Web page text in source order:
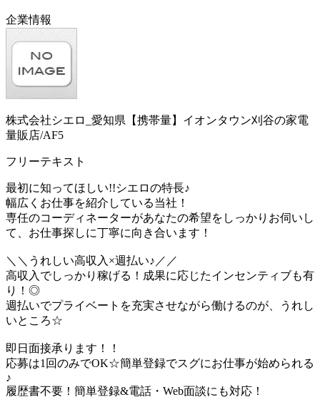
企業情報
株式会社シエロ_愛知県【携帯量】イオンタウン刈谷の家電
量販店/AF5
フリーテキスト
最初に知ってほしい!!シエロの特長♪
幅広くお仕事を紹介している当社！
専任のコーディネーターがあなたの希望をしっかりお伺いし
て、お仕事探しに丁寧に向き合います！
＼＼うれしい高収入×週払い♪／／
高収入でしっかり稼げる！成果に応じたインセンティブも有
り！◎
週払いでプライベートを充実させながら働けるのが、うれし
いところ☆
即日面接承ります！！
応募は1回のみでOK☆簡単登録でスグにお仕事が始められる
♪
履歴書不要！簡単登録&電話・Web面談にも対応！